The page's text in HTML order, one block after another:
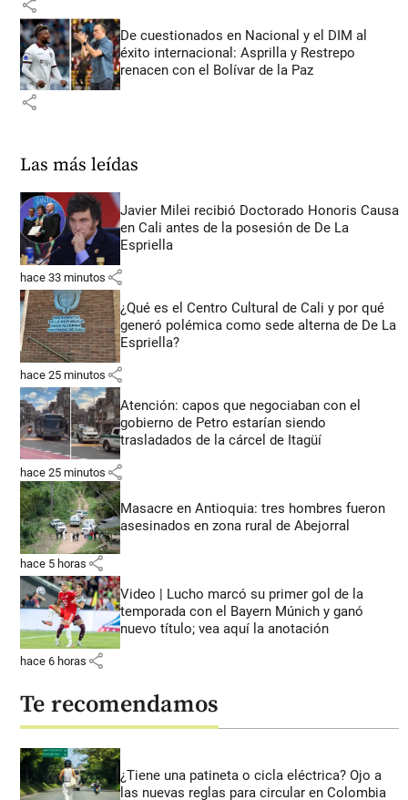
share
De cuestionados en Nacional y el DIM al
éxito internacional: Asprilla y Restrepo
renacen con el Bolívar de la Paz
share
Las más leídas
Javier Milei recibió Doctorado Honoris Causa
en Cali antes de la posesión de De La
Espriella
hace 33 minutos share
¿Qué es el Centro Cultural de Cali y por qué
generó polémica como sede alterna de De La
Espriella?
hace 25 minutos share
Atención: capos que negociaban con el
gobierno de Petro estarían siendo
trasladados de la cárcel de Itagüí
hace 25 minutos share
Masacre en Antioquia: tres hombres fueron
asesinados en zona rural de Abejorral
hace 5 horas share
Video | Lucho marcó su primer gol de la
temporada con el Bayern Múnich y ganó
nuevo título; vea aquí la anotación
hace 6 horas share
Te recomendamos
¿Tiene una patineta o cicla eléctrica? Ojo a
las nuevas reglas para circular en Colombia